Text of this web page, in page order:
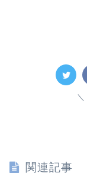
関連記事